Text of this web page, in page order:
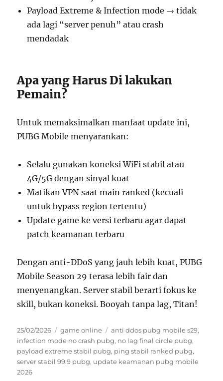
Payload Extreme & Infection mode → tidak
ada lagi “server penuh” atau crash
mendadak
Apa yang Harus Di lakukan
Pemain?
Untuk memaksimalkan manfaat update ini,
PUBG Mobile menyarankan:
Selalu gunakan koneksi WiFi stabil atau
4G/5G dengan sinyal kuat
Matikan VPN saat main ranked (kecuali
untuk bypass region tertentu)
Update game ke versi terbaru agar dapat
patch keamanan terbaru
Dengan anti-DDoS yang jauh lebih kuat, PUBG
Mobile Season 29 terasa lebih fair dan
menyenangkan. Server stabil berarti fokus ke
skill, bukan koneksi. Booyah tanpa lag, Titan!
Posted
on
25/02/2026 Categories
game online Tags
anti ddos pubg mobile s29,
infection mode no crash pubg, no lag final circle pubg,
payload extreme stabil pubg, ping stabil ranked pubg,
server stabil 99.9 pubg, update keamanan pubg mobile
2026